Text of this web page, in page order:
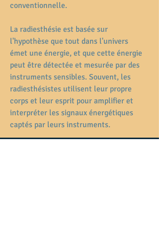
Previous Following
conventionnelle.
La radiesthésie est basée sur
l'hypothèse que tout dans l'univers
émet une énergie, et que cette énergie
peut être détectée et mesurée par des
instruments sensibles. Souvent, les
radiesthésistes utilisent leur propre
corps et leur esprit pour amplifier et
interpréter les signaux énergétiques
captés par leurs instruments.